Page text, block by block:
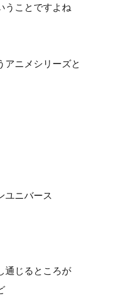
うことですよね
アニメシリーズと
ユニバース
通じるところが